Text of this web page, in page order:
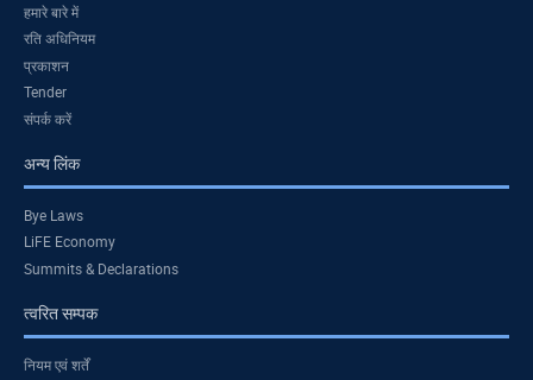
हमारे बारे में
रति अधिनियम
प्रकाशन
Tender
संपर्क करें
अन्य लिंक
Bye Laws
LiFE Economy
Summits & Declarations
त्वरित सम्पक
नियम एवं शर्तें